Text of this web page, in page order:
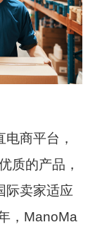
商平台，
质的产品，
际卖家适应
，ManoMa